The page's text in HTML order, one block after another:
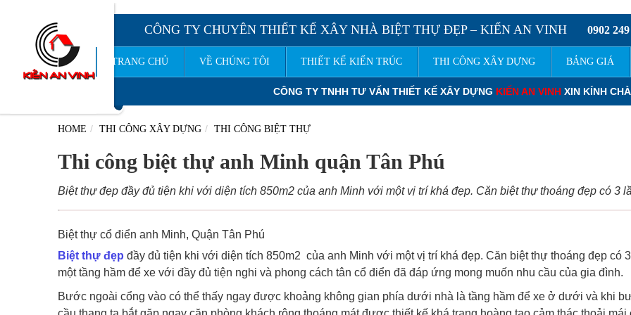
CÔNG TY CHUYÊN THIẾT KẾ XÂY NHÀ BIỆT THỰ ĐẸP – KIẾN AN VINH 0902
TRANG CHỦ VỀ CHÚNG TÔI THIẾT KẾ KIẾN TRÚC THI CÔNG XÂY DỰNG BẢNG GIÁ
CÔNG TY TNHH TƯ VẤN THIẾT KẾ XÂY DỰNGKIẾN AN VINHXIN KÍNH CHÀO QUÝ KHÁCH.ĐƠN GIÁ THIẾT KẾ NHÀ
HOME THI CÔNG XÂY DỰNG THI CÔNG BIỆT THỰ
Thi công biệt thự anh Minh quận Tân Phú
Biệt thự đẹp đầy đủ tiện khi với diện tích 850m2 của anh Minh với một vị trí khá đẹp. Căn biệt thự thoáng đẹp có 3
Biệt thự cổ điển anh Minh, Quận Tân Phú
Biệt thự đẹp đầy đủ tiện khi với diện tích 850m2 của anh Minh với một vị trí khá đẹp. Căn biệt thự thoáng đẹp có
một tầng hầm để xe với đầy đủ tiện nghi và phong cách tân cổ điển đã đáp ứng mong muốn nhu cầu của gia đình.
Bước ngoài cổng vào có thể thấy ngay được khoảng không gian phía dưới nhà là tầng hầm để xe ở dưới và khi